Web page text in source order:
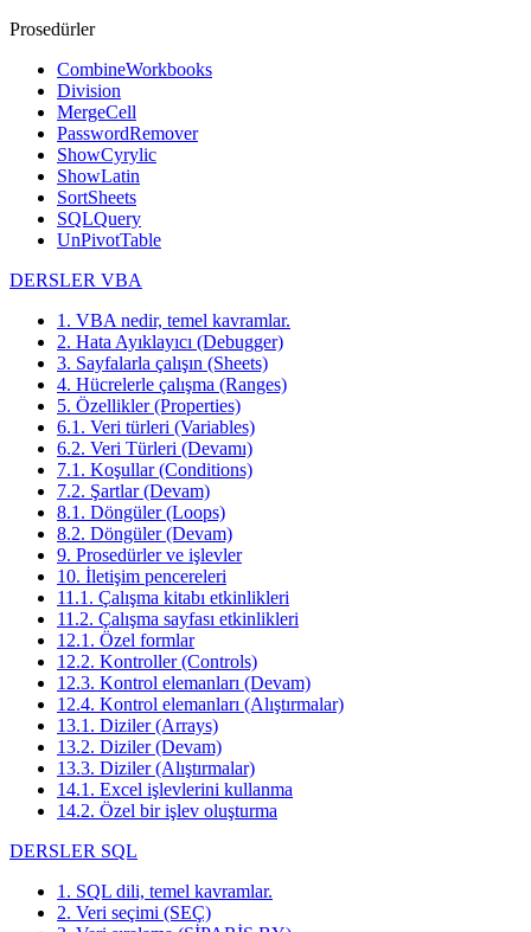
Prosedürler
CombineWorkbooks
Division
MergeCell
PasswordRemover
ShowCyrylic
ShowLatin
SortSheets
SQLQuery
UnPivotTable
DERSLER VBA
1. VBA nedir, temel kavramlar.
2. Hata Ayıklayıcı (Debugger)
3. Sayfalarla çalışın (Sheets)
4. Hücrelerle çalışma (Ranges)
5. Özellikler (Properties)
6.1. Veri türleri (Variables)
6.2. Veri Türleri (Devamı)
7.1. Koşullar (Conditions)
7.2. Şartlar (Devam)
8.1. Döngüler (Loops)
8.2. Döngüler (Devam)
9. Prosedürler ve işlevler
10. İletişim pencereleri
11.1. Çalışma kitabı etkinlikleri
11.2. Çalışma sayfası etkinlikleri
12.1. Özel formlar
12.2. Kontroller (Controls)
12.3. Kontrol elemanları (Devam)
12.4. Kontrol elemanları (Alıştırmalar)
13.1. Diziler (Arrays)
13.2. Diziler (Devam)
13.3. Diziler (Alıştırmalar)
14.1. Excel işlevlerini kullanma
14.2. Özel bir işlev oluşturma
DERSLER SQL
1. SQL dili, temel kavramlar.
2. Veri seçimi (SEÇ)